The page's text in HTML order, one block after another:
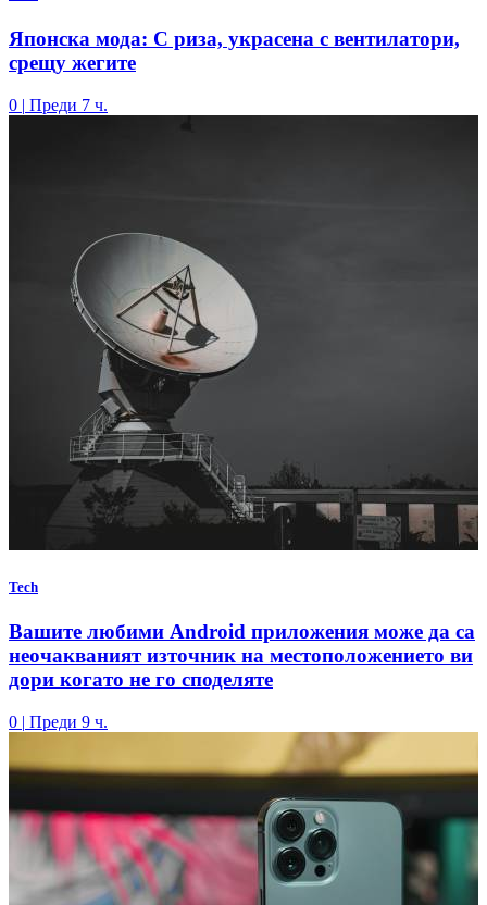
Японска мода: С риза, украсена с вентилатори,
срещу жегите
0 | Преди 7 ч.
Tech
Вашите любими Android приложения може да са
неочакваният източник на местоположението ви
дори когато не го споделяте
0 | Преди 9 ч.